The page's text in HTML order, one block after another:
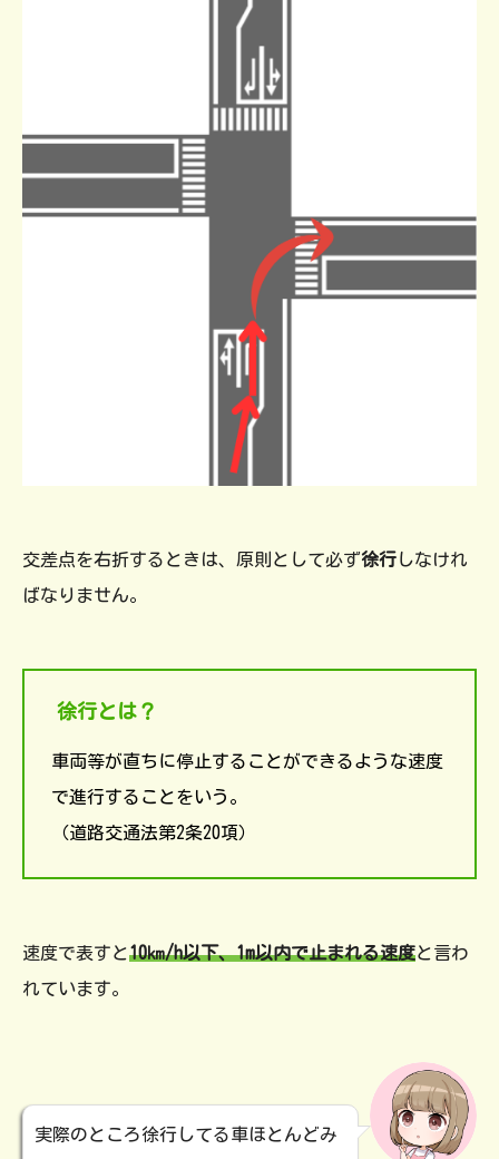
交差点を右折するときは、原則として必ず徐行しなけれ
ばなりません。
徐行とは？
車両等が直ちに停止することができるような速度
で進行することをいう。
（道路交通法第2条20項）
速度で表すと10㎞/h以下、1m以内で止まれる速度と言わ
れています。
実際のところ徐行してる車ほとんどみ